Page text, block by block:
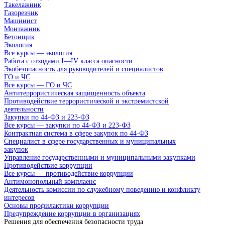
Такелажник
Газорезчик
Машинист
Монтажник
Бетонщик
Экология
Все курсы — экология
Работа с отходами I—IV класса опасности
Экобезопасность для руководителей и специалистов
ГО и ЧС
Все курсы — ГО и ЧС
Антитеррористическая защищенность объекта
Противодействие террористической и экстремистской
деятельности
Закупки по 44-ФЗ и 223-ФЗ
Все курсы — закупки по 44-ФЗ и 223-ФЗ
Контрактная система в сфере закупок по 44-ФЗ
Специалист в сфере государственных и муниципальных
закупок
Управление государственными и муниципальными закупками
Противодействие коррупции
Все курсы — противодействие коррупции
Антимонопольный комплаенс
Деятельность комиссии по служебному поведению и конфликту
интересов
Основы профилактики коррупции
Предупреждение коррупции в организациях
Решения для обеспечения безопасности труда